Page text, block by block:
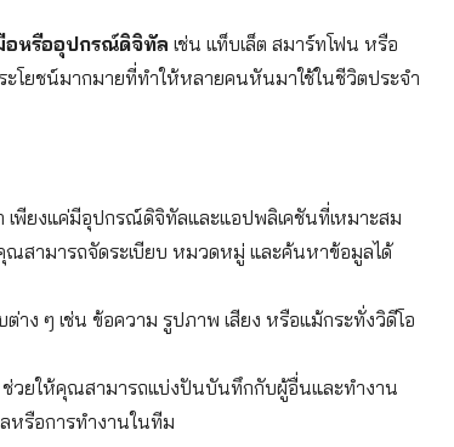
อหรืออุปกรณ์ดิจิทัล เช่น แท็บเล็ต สมาร์ทโฟน หรือ
โยชน์มากมายที่ทำให้หลายคนหันมาใช้ในชีวิตประจำ
พียงแค่มีอุปกรณ์ดิจิทัลและแอปพลิเคชันที่เหมาะสม
ณสามารถจัดระเบียบ หมวดหมู่ และค้นหาข้อมูลได้
ง ๆ เช่น ข้อความ รูปภาพ เสียง หรือแม้กระทั่งวิดีโอ
วยให้คุณสามารถแบ่งปันบันทึกกับผู้อื่นและทำงาน
หรือการทำงานในทีม